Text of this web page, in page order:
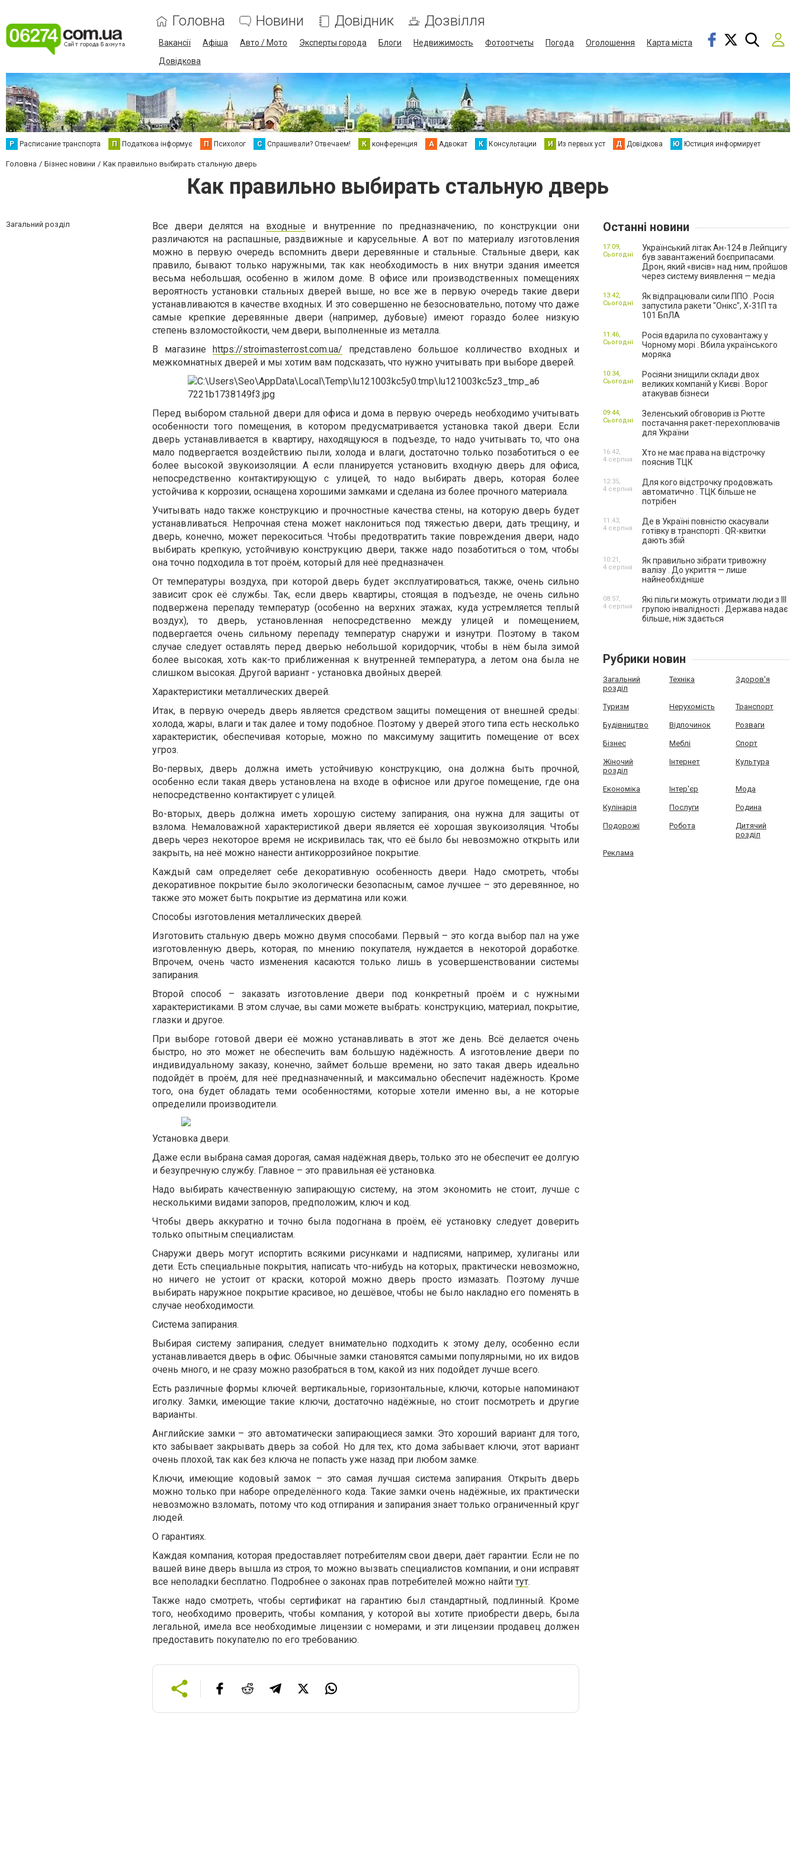
Головна Новини Довідник Дозвілля
Вакансії Афіша Авто / Мото Эксперты города Блоги Недвижимость Фотоотчеты Погода Оголошення
Карта міста
Довідкова
Р Расписание транспорта П Податкова інформує П Психолог С Спрашивали? Отвечаем! К конференция А Адвокат К Консультации И Из первых уст Д Довідкова Ю Юстиция информирует
Головна Бізнес новини Как правильно выбирать стальную дверь
Как правильно выбирать стальную дверь
Загальний розділ Все двери делятся на входные и внутренние по предназначению, по конструкции они
различаются на распашные, раздвижные и карусельные. А вот по материалу изготовления
можно в первую очередь вспомнить двери деревянные и стальные. Стальные двери, как
правило, бывают только наружными, так как необходимость в них внутри здания имеется
весьма небольшая, особенно в жилом доме. В офисе или производственных помещениях
вероятность установки стальных дверей выше, но все же в первую очередь такие двери
устанавливаются в качестве входных. И это совершенно не безосновательно, потому что даже
самые крепкие деревянные двери (например, дубовые) имеют гораздо более низкую
степень взломостойкости, чем двери, выполненные из металла.
В магазине https://stroimasterrost.com.ua/ представлено большое колличество входных и
межкомнатных дверей и мы хотим вам подсказать, что нужно учитывать при выборе дверей.
Перед выбором стальной двери для офиса и дома в первую очередь необходимо учитывать
особенности того помещения, в котором предусматривается установка такой двери. Если
дверь устанавливается в квартиру, находящуюся в подъезде, то надо учитывать то, что она
мало подвергается воздействию пыли, холода и влаги, достаточно только позаботиться о ее
более высокой звукоизоляции. А если планируется установить входную дверь для офиса,
непосредственно контактирующую с улицей, то надо выбирать дверь, которая более
устойчива к коррозии, оснащена хорошими замками и сделана из более прочного материала.
Учитывать надо также конструкцию и прочностные качества стены, на которую дверь будет
устанавливаться. Непрочная стена может наклониться под тяжестью двери, дать трещину, и
дверь, конечно, может перекоситься. Чтобы предотвратить такие повреждения двери, надо
выбирать крепкую, устойчивую конструкцию двери, также надо позаботиться о том, чтобы
она точно подходила в тот проём, который для неё предназначен.
От температуры воздуха, при которой дверь будет эксплуатироваться, также, очень сильно
зависит срок её службы. Так, если дверь квартиры, стоящая в подъезде, не очень сильно
подвержена перепаду температур (особенно на верхних этажах, куда устремляется теплый
воздух), то дверь, установленная непосредственно между улицей и помещением,
подвергается очень сильному перепаду температур снаружи и изнутри. Поэтому в таком
случае следует оставлять перед дверью небольшой коридорчик, чтобы в нём была зимой
более высокая, хоть как-то приближенная к внутренней температура, а летом она была не
слишком высокая. Другой вариант - установка двойных дверей.
Характеристики металлических дверей.
Итак, в первую очередь дверь является средством защиты помещения от внешней среды:
холода, жары, влаги и так далее и тому подобное. Поэтому у дверей этого типа есть несколько
характеристик, обеспечивая которые, можно по максимуму защитить помещение от всех
угроз.
Во-первых, дверь должна иметь устойчивую конструкцию, она должна быть прочной,
особенно если такая дверь установлена на входе в офисное или другое помещение, где она
непосредственно контактирует с улицей.
Во-вторых, дверь должна иметь хорошую систему запирания, она нужна для защиты от
взлома. Немаловажной характеристикой двери является её хорошая звукоизоляция. Чтобы
дверь через некоторое время не искривилась так, что её было бы невозможно открыть или
закрыть, на неё можно нанести антикоррозийное покрытие.
Каждый сам определяет себе декоративную особенность двери. Надо смотреть, чтобы
декоративное покрытие было экологически безопасным, самое лучшее – это деревянное, но
также это может быть покрытие из дерматина или кожи.
Способы изготовления металлических дверей.
Изготовить стальную дверь можно двумя способами. Первый – это когда выбор пал на уже
изготовленную дверь, которая, по мнению покупателя, нуждается в некоторой доработке.
Впрочем, очень часто изменения касаются только лишь в усовершенствовании системы
запирания.
Второй способ – заказать изготовление двери под конкретный проём и с нужными
характеристиками. В этом случае, вы сами можете выбрать: конструкцию, материал, покрытие,
глазки и другое.
При выборе готовой двери её можно устанавливать в этот же день. Всё делается очень
быстро, но это может не обеспечить вам большую надёжность. А изготовление двери по
индивидуальному заказу, конечно, займет больше времени, но зато такая дверь идеально
подойдёт в проём, для неё предназначенный, и максимально обеспечит надёжность. Кроме
того, она будет обладать теми особенностями, которые хотели именно вы, а не которые
определили производители.
Установка двери.
Даже если выбрана самая дорогая, самая надёжная дверь, только это не обеспечит ее долгую
и безупречную службу. Главное – это правильная её установка.
Надо выбирать качественную запирающую систему, на этом экономить не стоит, лучше с
несколькими видами запоров, предположим, ключ и код.
Чтобы дверь аккуратно и точно была подогнана в проём, её установку следует доверить
только опытным специалистам.
Снаружи дверь могут испортить всякими рисунками и надписями, например, хулиганы или
дети. Есть специальные покрытия, написать что-нибудь на которых, практически невозможно,
но ничего не устоит от краски, которой можно дверь просто измазать. Поэтому лучше
выбирать наружное покрытие красивое, но дешёвое, чтобы не было накладно его поменять в
случае необходимости.
Система запирания.
Выбирая систему запирания, следует внимательно подходить к этому делу, особенно если
устанавливается дверь в офис. Обычные замки становятся самыми популярными, но их видов
очень много, и не сразу можно разобраться в том, какой из них подойдет лучше всего.
Есть различные формы ключей: вертикальные, горизонтальные, ключи, которые напоминают
иголку. Замки, имеющие такие ключи, достаточно надёжные, но стоит посмотреть и другие
варианты.
Английские замки – это автоматически запирающиеся замки. Это хороший вариант для того,
кто забывает закрывать дверь за собой. Но для тех, кто дома забывает ключи, этот вариант
очень плохой, так как без ключа не попасть уже назад при любом замке.
Ключи, имеющие кодовый замок – это самая лучшая система запирания. Открыть дверь
можно только при наборе определённого кода. Такие замки очень надёжные, их практически
невозможно взломать, потому что код отпирания и запирания знает только ограниченный круг
людей.
О гарантиях.
Каждая компания, которая предоставляет потребителям свои двери, даёт гарантии. Если не по
вашей вине дверь вышла из строя, то можно вызвать специалистов компании, и они исправят
все неполадки бесплатно. Подробнее о законах прав потребителей можно найти тут.
Также надо смотреть, чтобы сертификат на гарантию был стандартный, подлинный. Кроме
того, необходимо проверить, чтобы компания, у которой вы хотите приобрести дверь, была
легальной, имела все необходимые лицензии с номерами, и эти лицензии продавец должен
предоставить покупателю по его требованию.
Останні новини
Український літак Ан-124 в Лейпцигу
був завантажений боєприпасами.
Дрон, який «висів» над ним, пройшов
через систему виявлення — медіа
17:09,
Сьогодні
Як відпрацювали сили ППО . Росія
запустила ракети "Онікс", Х-31П та
101 БпЛА
13:42,
Сьогодні
Росія вдарила по суховантажу у
Чорному морі . Вбила українського
моряка
11:46,
Сьогодні
Росіяни знищили склади двох
великих компаній у Києві . Ворог
атакував бізнеси
10:34,
Сьогодні
Зеленський обговорив із Рютте
постачання ракет-перехоплювачів
для України
09:44,
Сьогодні
Хто не має права на відстрочку
пояснив ТЦК
16:42,
4 серпня
Для кого відстрочку продовжать
автоматично . ТЦК більше не
потрібен
12:35,
4 серпня
Де в Україні повністю скасували
готівку в транспорті . QR-квитки
дають збій
11:43,
4 серпня
Як правильно зібрати тривожну
валізу . До укриття — лише
найнеобхідніше
10:21,
4 серпня
Які пільги можуть отримати люди з III
групою інвалідності . Держава надає
більше, ніж здається
08:57,
4 серпня
Рубрики новин
Загальний
розділ
Техніка Здоров'я
Туризм Нерухомість Транспорт
Будівництво Відпочинок Розваги
Бізнес Меблі Спорт
Жіночий
розділ
Інтернет Культура
Економіка Інтер'єр Мода
Кулінарія Послуги Родина
Подорожі Робота
Дитячий
розділ
Реклама